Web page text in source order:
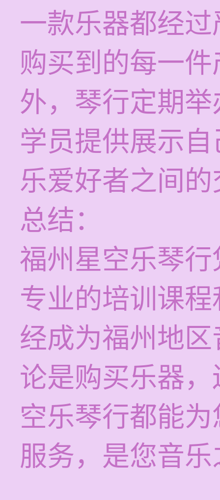
一款乐器都经
购买到的每一
外，琴行定期
学员提供展示
乐爱好者之间
总结：
福州星空乐琴
专业的培训课
经成为福州地
论是购买乐器
空乐琴行都能
服务，是您音